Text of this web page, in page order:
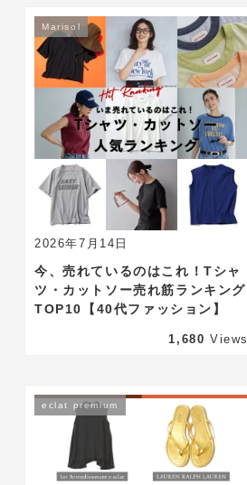
2026年7月14日
Marisol
今、売れているのはこれ！Tシャ
ツ・カットソー売れ筋ランキング
TOP10【40代ファッション】
1,680 Views
eclat premium